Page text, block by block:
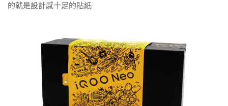
的就是設計感十足的貼紙